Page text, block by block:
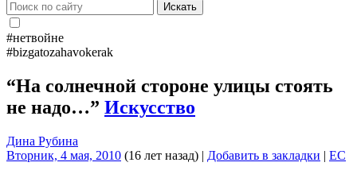
Искать
#нетвойне
#bizgatozahavokerak
“На солнечной стороне улицы стоять
не надо…” Искусство
Дина Рубина
Вторник, 4 мая, 2010 (16 лет назад) | Добавить в закладки | EC